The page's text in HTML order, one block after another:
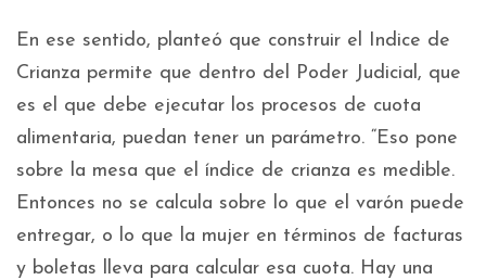
En ese sentido, planteó que construir el Indice de
Crianza permite que dentro del Poder Judicial, que
es el que debe ejecutar los procesos de cuota
alimentaria, puedan tener un parámetro. “Eso pone
sobre la mesa que el índice de crianza es medible.
Entonces no se calcula sobre lo que el varón puede
entregar, o lo que la mujer en términos de facturas
y boletas lleva para calcular esa cuota. Hay una